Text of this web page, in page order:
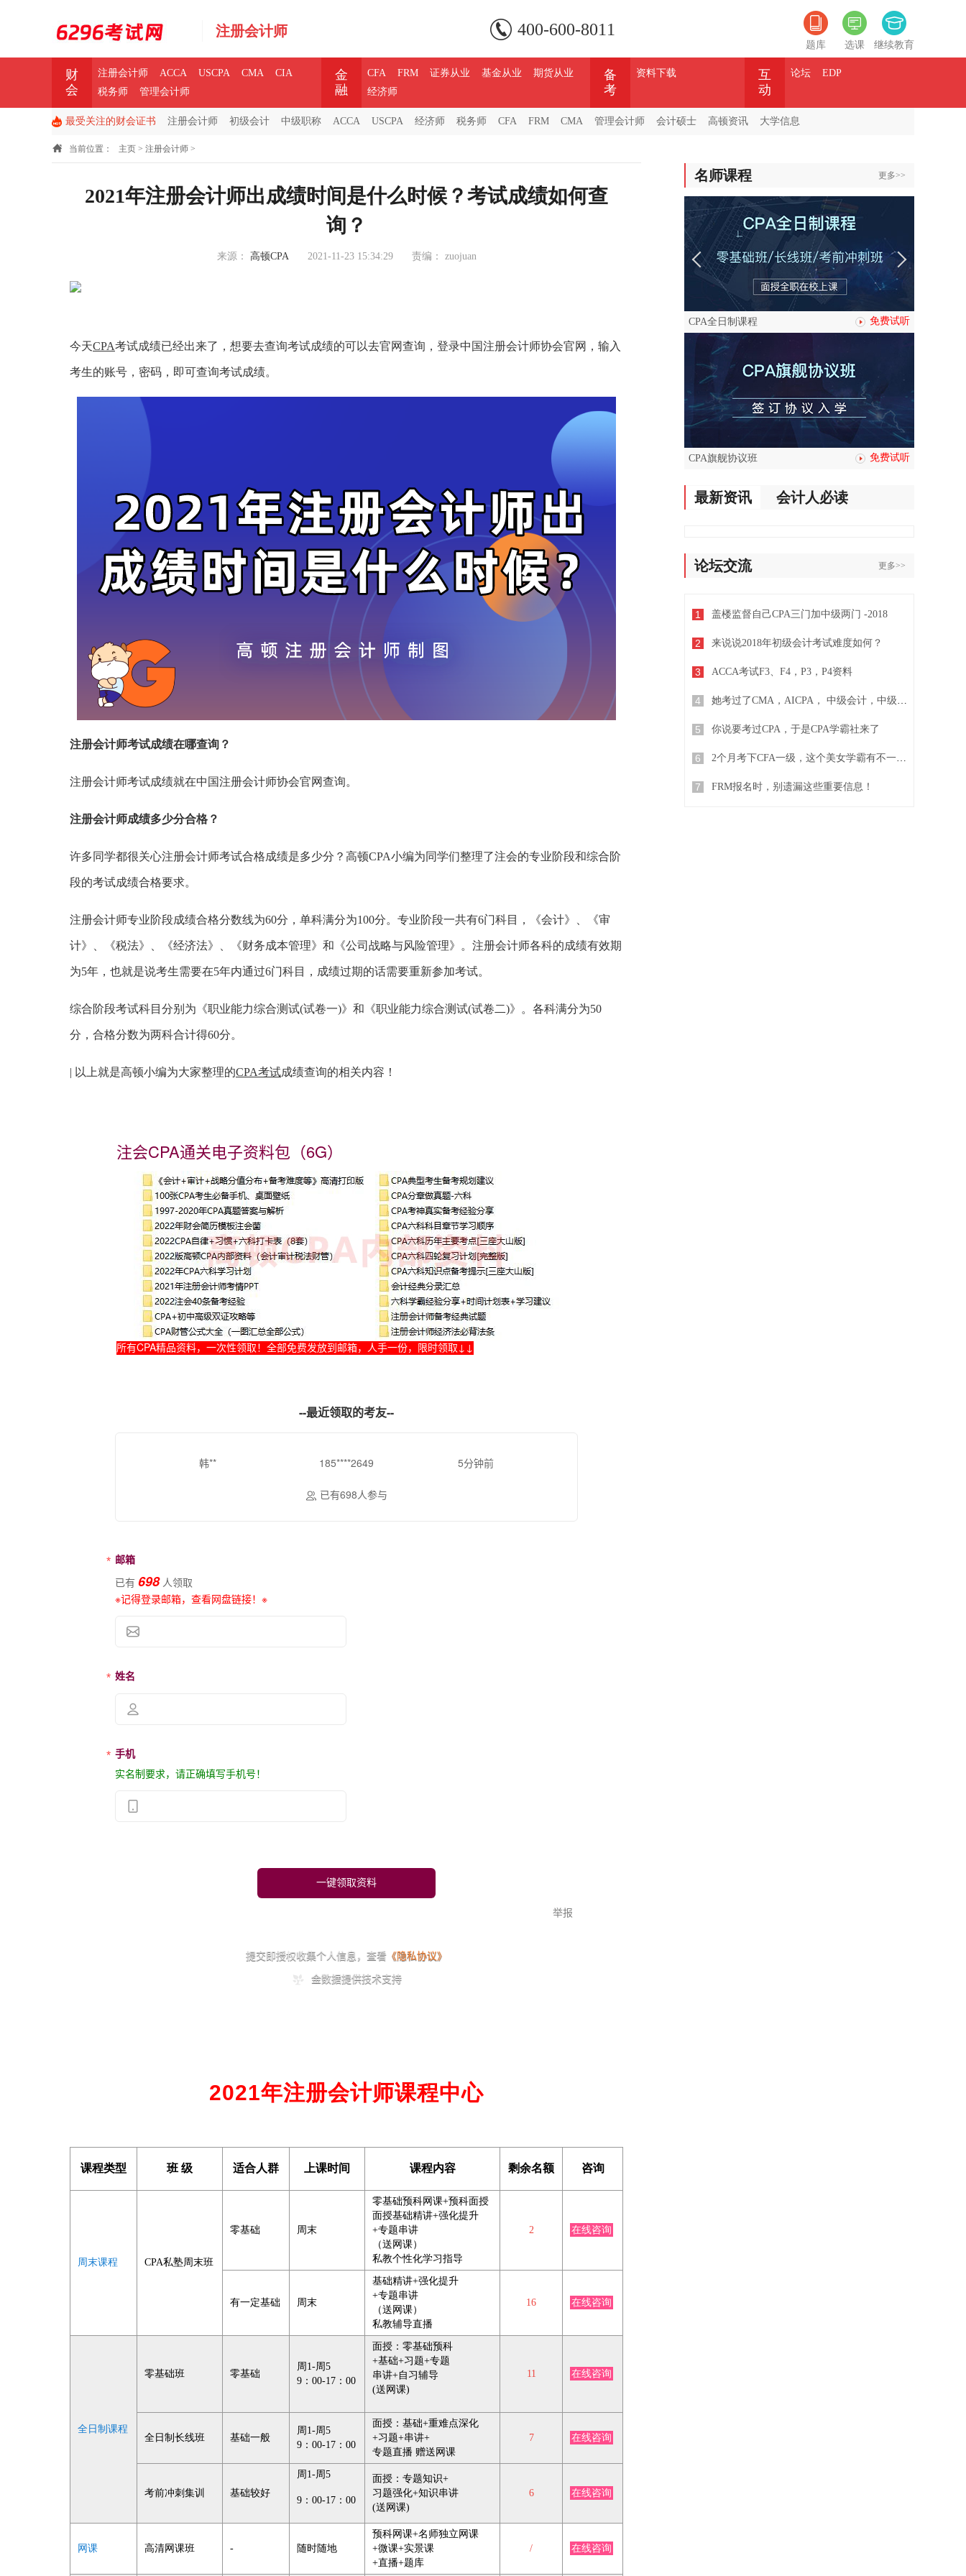
注册会计师 400-600-8011
题库 选课 继续教育
财
会
注册会计师 ACCA USCPA CMA
CIA
税务师
管理会计师
金
融
CFA FRM 证券从业 基金从业
期货从业
经济师
备
考
资料下载
互
动
论坛 EDP
最受关注的财会证书 注册会计师 初级会计 中级职称 ACCA USCPA 经济师 税务师 CFA FRM CMA 管理会计师 会计硕士 高顿资讯 大学信息
当前位置： 主页 > 注册会计师 >
2021年注册会计师出成绩时间是什么时候？考试成绩如何查
询？
来源： 高顿CPA 2021-11-23 15:34:29 责编： zuojuan
今天CPA考试成绩已经出来了，想要去查询考试成绩的可以去官网查询，登录中国注册会计师协会官网，输入
考生的账号，密码，即可查询考试成绩。
注册会计师考试成绩在哪查询？
注册会计师考试成绩就在中国注册会计师协会官网查询。
注册会计师成绩多少分合格？
许多同学都很关心注册会计师考试合格成绩是多少分？高顿CPA小编为同学们整理了注会的专业阶段和综合阶
段的考试成绩合格要求。
注册会计师专业阶段成绩合格分数线为60分，单科满分为100分。专业阶段一共有6门科目，《会计》、《审
计》、《税法》、《经济法》、《财务成本管理》和《公司战略与风险管理》。注册会计师各科的成绩有效期
为5年，也就是说考生需要在5年内通过6门科目，成绩过期的话需要重新参加考试。
综合阶段考试科目分别为《职业能力综合测试(试卷一)》和《职业能力综合测试(试卷二)》。各科满分为50
分，合格分数为两科合计得60分。
| 以上就是高顿小编为大家整理的CPA考试成绩查询的相关内容！
2021年注册会计师课程中心
课程类型 班 级 适合人群 上课时间 课程内容 剩余名额 咨询
周末课程 CPA私塾周末班
零基础 周末
零基础预科网课+预科面授
面授基础精讲+强化提升
+专题串讲
（送网课）
私教个性化学习指导
2 在线咨询
有一定基础 周末
基础精讲+强化提升
+专题串讲
（送网课）
私教辅导直播
16 在线咨询
全日制课程
零基础班 零基础
周1-周5
9：00-17：00
面授：零基础预科
+基础+习题+专题
串讲+自习辅导
(送网课)
11 在线咨询
全日制长线班 基础一般
周1-周5
9：00-17：00
面授：基础+重难点深化
+习题+串讲+
专题直播 赠送网课
7 在线咨询
考前冲刺集训 基础较好
周1-周5
9：00-17：00
面授：专题知识+
习题强化+知识串讲
(送网课)
6 在线咨询
网课 高清网课班 - 随时随地
预科网课+名师独立网课
+微课+实景课
+直播+题库
/ 在线咨询
名师课程 更多>>
CPA全日制课程 免费试听
CPA旗舰协议班 免费试听
最新资讯 会计人必读
论坛交流 更多>>
1 盖楼监督自己CPA三门加中级两门 -2018
2 来说说2018年初级会计考试难度如何？
3 ACCA考试F3、F4，P3，P4资料
4 她考过了CMA，AICPA， 中级会计，中级经济师...
5 你说要考过CPA，于是CPA学霸社来了
6 2个月考下CFA一级，这个美女学霸有不一样的复习方法
7 FRM报名时，别遗漏这些重要信息！